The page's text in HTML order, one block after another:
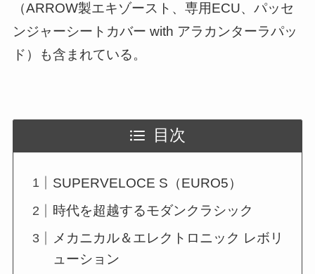
（ARROW製エキゾースト、専用ECU、パッセ
ンジャーシートカバー with アラカンターラパッ
ド）も含まれている。
目次
SUPERVELOCE S（EURO5）
時代を超越するモダンクラシック
メカニカル＆エレクトロニック レボリ
ューション